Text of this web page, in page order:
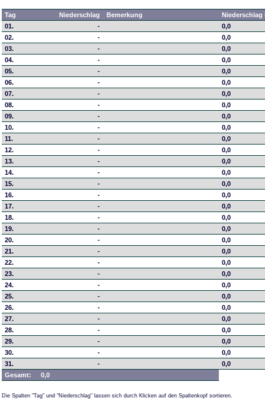
Tag Niederschlag Bemerkung
01.
-
0,0
02.
-
0,0
03.
-
0,0
04.
-
0,0
05.
-
0,0
06.
-
0,0
07.
-
0,0
08.
-
0,0
09.
-
0,0
10.
-
0,0
11.
-
0,0
12.
-
0,0
13.
-
0,0
14.
-
0,0
15.
-
0,0
16.
-
0,0
17.
-
0,0
18.
-
0,0
19.
-
0,0
20.
-
0,0
21.
-
0,0
22.
-
0,0
23.
-
0,0
24.
-
0,0
25.
-
0,0
26.
-
0,0
27.
-
0,0
28.
-
0,0
29.
-
0,0
30.
-
0,0
31.
-
0,0
Gesamt:
0,0
Die Spalten "Tag" und "Niederschlag" lassen sich durch Klicken auf den Spaltenkopf sortieren.